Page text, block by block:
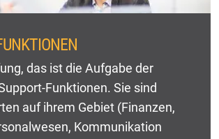
das ist die Aufgabe der
Funktionen. Sie sind
auf ihrem Gebiet (Finanzen,
Kommunikation